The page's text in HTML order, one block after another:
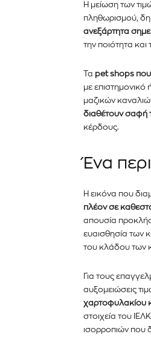
Η μείωση των
πληθωρισμού,
ανεξάρτητα
την ποιότητα
Τα pet shops που
με επιστημονικό
μαζικών
διαθέτουν σαφή
κέρδους.
Ένα
Η εικόνα που
πλέον σε
απουσία
ευαισθησία των
του κλάδου των
Για τους
αυξομειώσεις
χαρτοφυλακίου
στοιχεία του
ισορροπιών που